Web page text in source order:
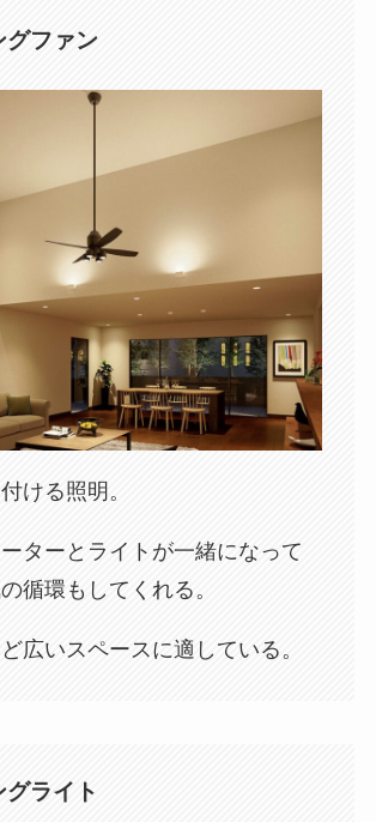
ファン
ける照明。
ターとライトが一緒になって
循環もしてくれる。
広いスペースに適している。
ライト